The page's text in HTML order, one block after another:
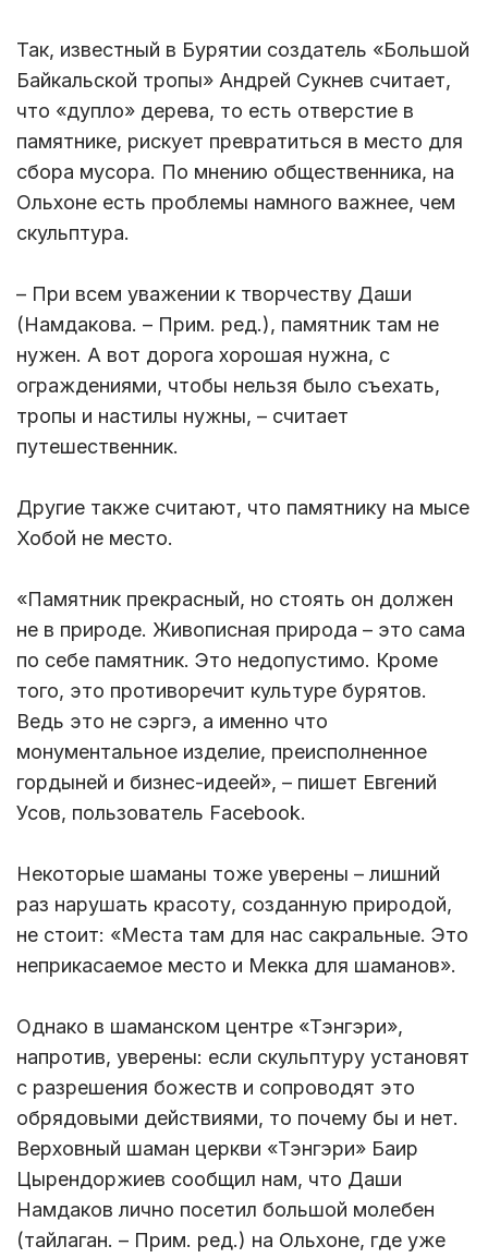
Так, известный в Бурятии создатель «Большой
Байкальской тропы» Андрей Сукнев считает,
что «дупло» дерева, то есть отверстие в
памятнике, рискует превратиться в место для
сбора мусора. По мнению общественника, на
Ольхоне есть проблемы намного важнее, чем
скульптура.
– При всем уважении к творчеству Даши
(Намдакова. – Прим. ред.), памятник там не
нужен. А вот дорога хорошая нужна, с
ограждениями, чтобы нельзя было съехать,
тропы и настилы нужны, – считает
путешественник.
Другие также считают, что памятнику на мысе
Хобой не место.
«Памятник прекрасный, но стоять он должен
не в природе. Живописная природа – это сама
по себе памятник. Это недопустимо. Кроме
того, это противоречит культуре бурятов.
Ведь это не сэргэ, а именно что
монументальное изделие, преисполненное
гордыней и бизнес-идеей», – пишет Евгений
Усов, пользователь Facebook.
Некоторые шаманы тоже уверены – лишний
раз нарушать красоту, созданную природой,
не стоит: «Места там для нас сакральные. Это
неприкасаемое место и Мекка для шаманов».
Однако в шаманском центре «Тэнгэри»,
напротив, уверены: если скульптуру установят
с разрешения божеств и сопроводят это
обрядовыми действиями, то почему бы и нет.
Верховный шаман церкви «Тэнгэри» Баир
Цырендоржиев сообщил нам, что Даши
Намдаков лично посетил большой молебен
(тайлаган. – Прим. ред.) на Ольхоне, где уже